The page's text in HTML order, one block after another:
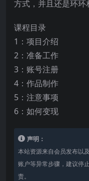
方式，并且还是环环
课程目录
1：项目介绍
2：准备工作
3：账号注册
4：作品制作
5：注意事项
6：如何变现
声明：
本站资源来自会员发布以
账户等异常步骤，建议停
责。